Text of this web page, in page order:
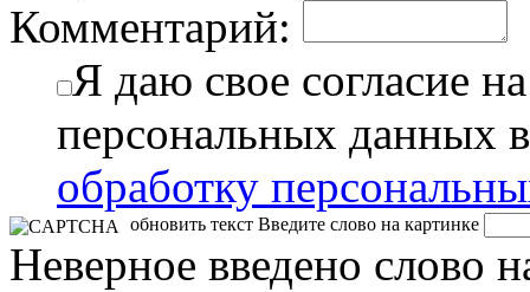
Комментарий:
Я даю свое согласие
персональных данных
обработку
обновить текст Введите слово на картинке
Неверное введено слово